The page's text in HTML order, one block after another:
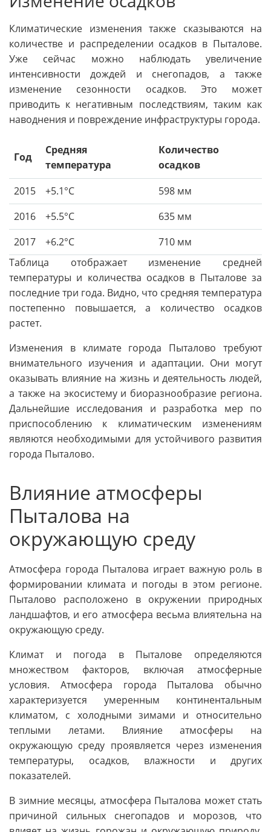
Климатические изменения также сказываются на
количестве и распределении осадков в Пыталове.
Уже сейчас можно наблюдать увеличение
интенсивности дождей и снегопадов, а также
изменение сезонности осадков. Это может
приводить к негативным последствиям, таким как
наводнения и повреждение инфраструктуры города.
Год
Средняя
температура
Количество
осадков
2015
+5.1°C
598 мм
2016
+5.5°C
635 мм
2017
+6.2°C
710 мм
Таблица отображает изменение средней
температуры и количества осадков в Пыталове за
последние три года. Видно, что средняя температура
постепенно повышается, а количество осадков
растет.
Изменения в климате города Пыталово требуют
внимательного изучения и адаптации. Они могут
оказывать влияние на жизнь и деятельность людей,
а также на экосистему и биоразнообразие региона.
Дальнейшие исследования и разработка мер по
приспособлению к климатическим изменениям
являются необходимыми для устойчивого развития
города Пыталово.
Влияние атмосферы
Пыталова на
окружающую среду
Атмосфера города Пыталова играет важную роль в
формировании климата и погоды в этом регионе.
Пыталово расположено в окружении природных
ландшафтов, и его атмосфера весьма влиятельна на
окружающую среду.
Климат и погода в Пыталове определяются
множеством факторов, включая атмосферные
условия. Атмосфера города Пыталова обычно
характеризуется умеренным континентальным
климатом, с холодными зимами и относительно
теплыми летами. Влияние атмосферы на
окружающую среду проявляется через изменения
температуры, осадков, влажности и других
показателей.
В зимние месяцы, атмосфера Пыталова может стать
причиной сильных снегопадов и морозов, что